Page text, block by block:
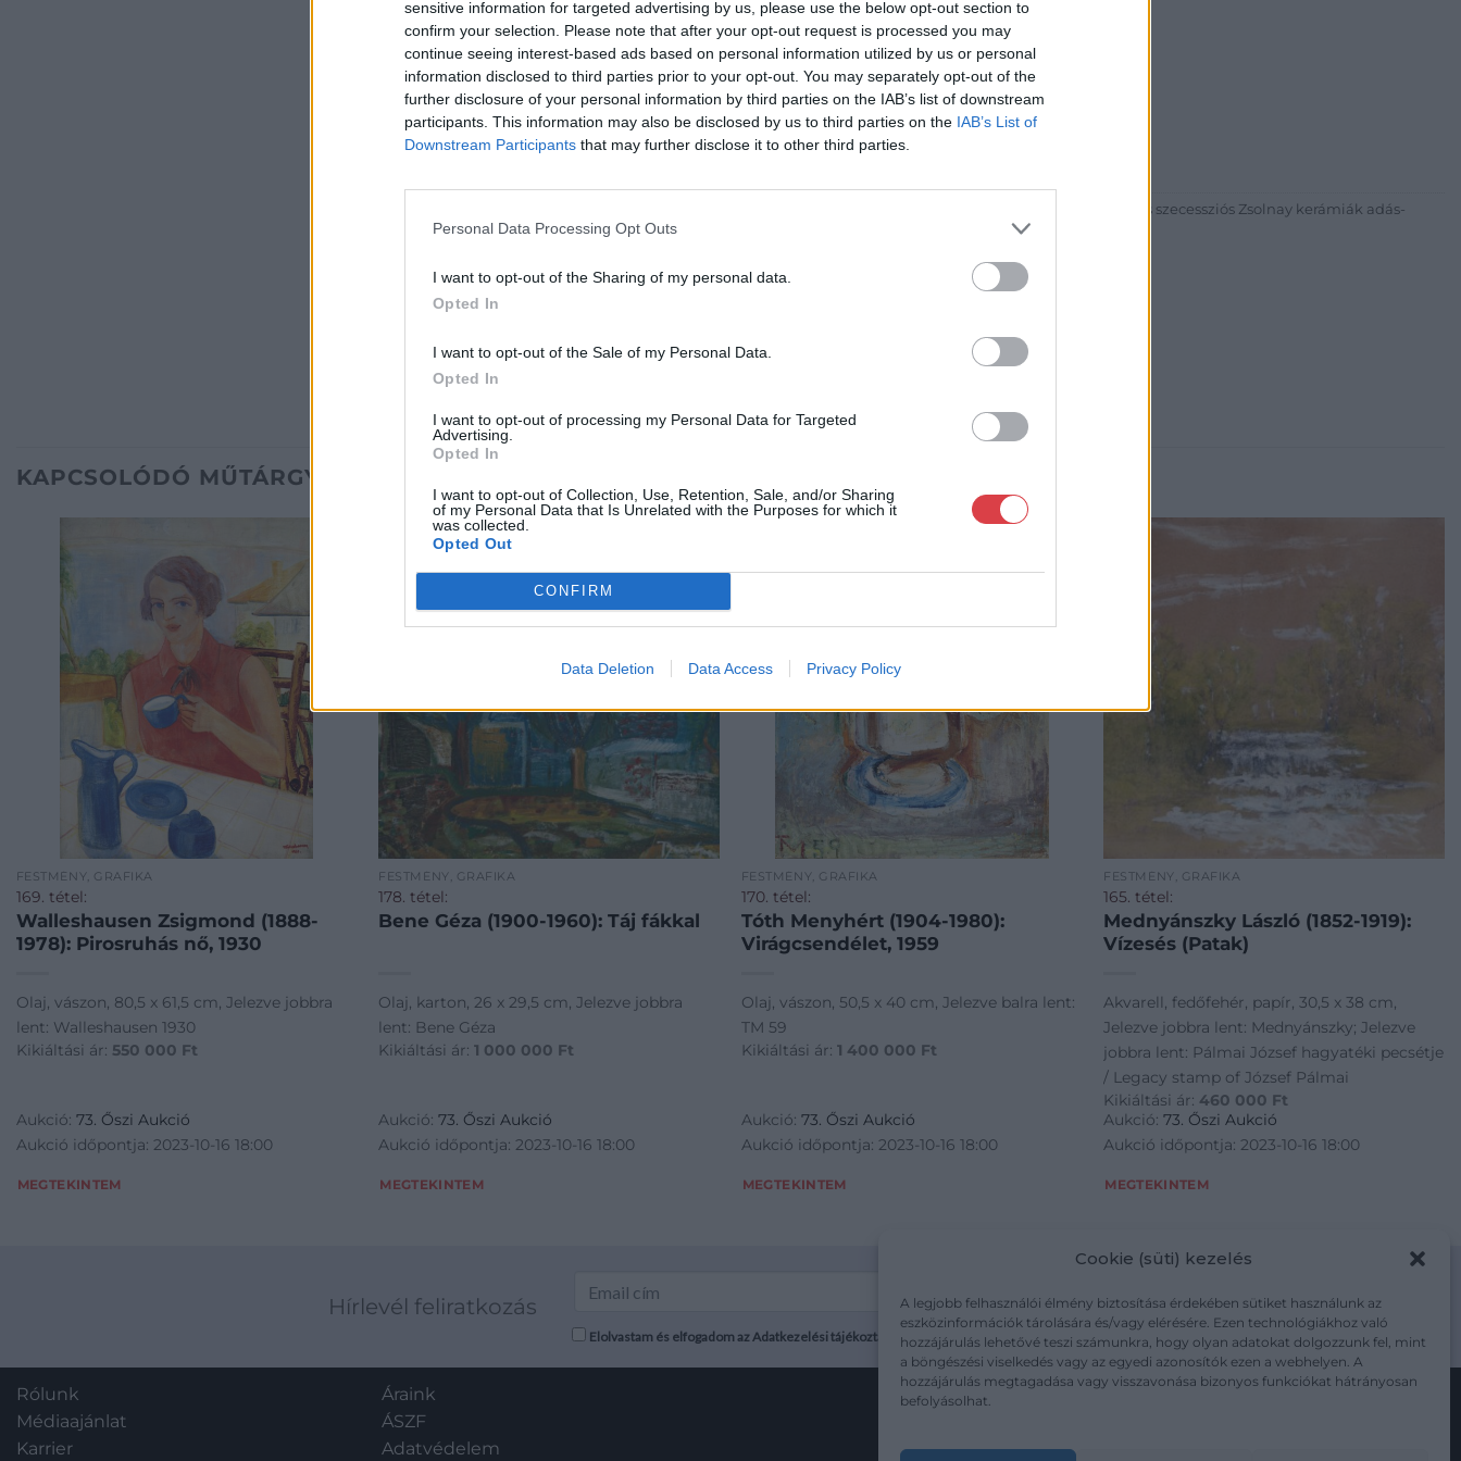
sensitive information for targeted advertising by us, please use the below opt-out section to
confirm your selection. Please note that after your opt-out request is processed you may
continue seeing interest-based ads based on personal information utilized by us or personal
information disclosed to third parties prior to your opt-out. You may separately opt-out of the
further disclosure of your personal information by third parties on the IAB’s list of downstream
participants. This information may also be disclosed by us to third parties on the IAB’s List of
Downstream Participants that may further disclose it to other third parties.
Personal Data Processing Opt Outs
I want to opt-out of the Sharing of my personal data.
Opted In
I want to opt-out of the Sale of my Personal Data.
Opted In
I want to opt-out of processing my Personal Data for Targeted
Advertising.
Opted In
I want to opt-out of Collection, Use, Retention, Sale, and/or Sharing
of my Personal Data that Is Unrelated with the Purposes for which it
was collected.
Opted Out
CONFIRM
Data Deletion Data Access Privacy Policy
Cookie (süti) kezelés
A legjobb felhasználói élmény biztosítása érdekében sütiket használunk az
eszközinformációk tárolására és/vagy elérésére. Ezen technológiákhoz való
hozzájárulás lehetővé teszi számunkra, hogy olyan adatokat dolgozzunk fel, mint
a böngészési viselkedés vagy az egyedi azonosítók ezen a webhelyen. A
hozzájárulás megtagadása vagy visszavonása bizonyos funkciókat hátrányosan
befolyásolhat.
Eladó:Virág Judit Galéria
Cím: Nemes Zsófia
Mű-Terem Galéria Kft.
1055 Budapest, Falk Miksa u. 30
Telefon: 36-1-312-2071, 269-4681 269-4681
Bemutatkozás: Kiemelkedő kvalitású 19. és 20. századi magyar festészet és szecessziós Zsolnay kerámiák adás-
vétele és aukcionálása. Exkluzív aukciók évente 3 alkalommal.
GALÉRIA TOVÁBBI MŰTÁRGYAI
KAPCSOLÓDÓ MŰTÁRGYAK
FESTMÉNY, GRAFIKA
169. tétel:
Walleshausen Zsigmond (1888-
1978): Pirosruhás nő, 1930
Olaj, vászon, 80,5 x 61,5 cm, Jelezve jobbra
lent: Walleshausen 1930
Kikiáltási ár: 550 000 Ft
Aukció: 73. Őszi Aukció
Aukció időpontja: 2023-10-16 18:00
MEGTEKINTEM
FESTMÉNY, GRAFIKA
178. tétel:
Bene Géza (1900-1960): Táj fákkal
Olaj, karton, 26 x 29,5 cm, Jelezve jobbra
lent: Bene Géza
Kikiáltási ár:1 000 000 Ft
Aukció:73. Őszi Aukció
Aukció időpontja: 2023-10-16 18:00
MEGTEKINTEM
FESTMÉNY, GRAFIKA
170. tétel:
Tóth Menyhért (1904-1980):
Virágcsendélet, 1959
Olaj, vászon, 50,5 x 40 cm, Jelezve balra lent:
TM 59
Kikiáltási ár: 1 400 000 Ft
Aukció: 73. Őszi Aukció
Aukció időpontja: 2023-10-16 18:00
MEGTEKINTEM
FESTMÉNY, GRAFIKA
165. tétel:
Mednyánszky László (1852-1919):
Vízesés (Patak)
Akvarell, fedőfehér, papír, 30,5 x 38 cm,
Jelezve jobbra lent: Mednyánszky; Jelezve
jobbra lent: Pálmai József hagyatéki pecsétje
/ Legacy stamp of József Pálmai
Kikiáltási ár: 460 000 Ft
Aukció:73. Őszi Aukció
Aukció időpontja: 2023-10-16 18:00
MEGTEKINTEM
Hírlevél feliratkozás
Elolvastam és elfogadom az Adatkezelési tájékoztatót: mutargy.com/adatkezelesi-tajekoztato/
Rólunk
Médiaajánlat
Karrier
Áraink
ÁSZF
Adatvédelem